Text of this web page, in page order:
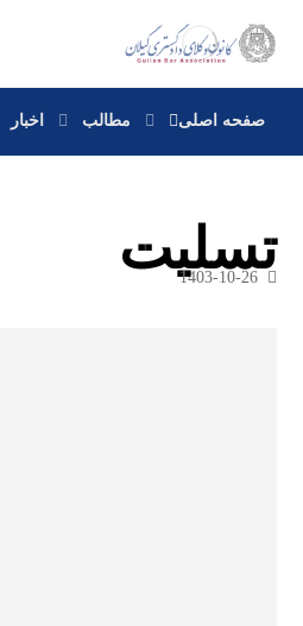
صفحه اصلی مطالب اخبار
تسلیت
1403-10-26